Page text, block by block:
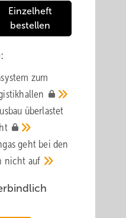
Einzelheft
bestellen
zum
über­lastet
geht bei den
nicht auf